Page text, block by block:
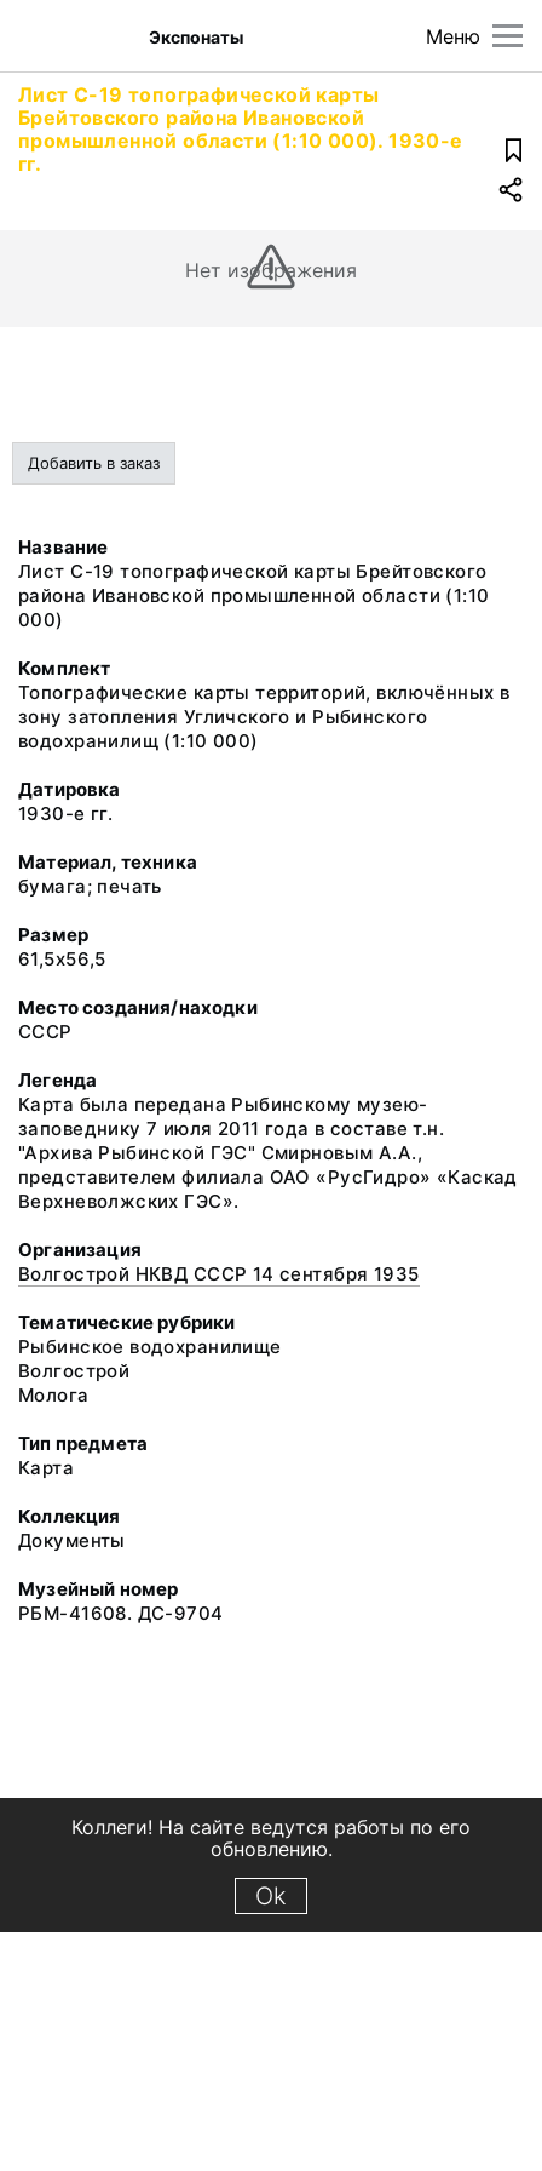
Меню
Экспонаты
Лист С-19 топографической карты
Брейтовского района Ивановской
промышленной области (1:10 000). 1930-е
гг.
Нет изображения
Добавить в заказ
Название
Лист С-19 топографической карты Брейтовского
района Ивановской промышленной области (1:10
000)
Комплект
Топографические карты территорий, включённых в
зону затопления Угличского и Рыбинского
водохранилищ (1:10 000)
Датировка
1930-е гг.
Материал, техника
бумага; печать
Размер
61,5х56,5
Место создания/находки
СССР
Легенда
Карта была передана Рыбинскому музею-
заповеднику 7 июля 2011 года в составе т.н.
"Архива Рыбинской ГЭС" Смирновым А.А.,
представителем филиала ОАО «РусГидро» «Каскад
Верхневолжских ГЭС».
Организация
Волгострой НКВД СССР 14 сентября 1935
Тематические рубрики
Рыбинское водохранилище
Волгострой
Молога
Тип предмета
Карта
Коллекция
Документы
Музейный номер
РБМ-41608. ДС-9704
Коллеги! На сайте ведутся работы по его
обновлению.
Ok